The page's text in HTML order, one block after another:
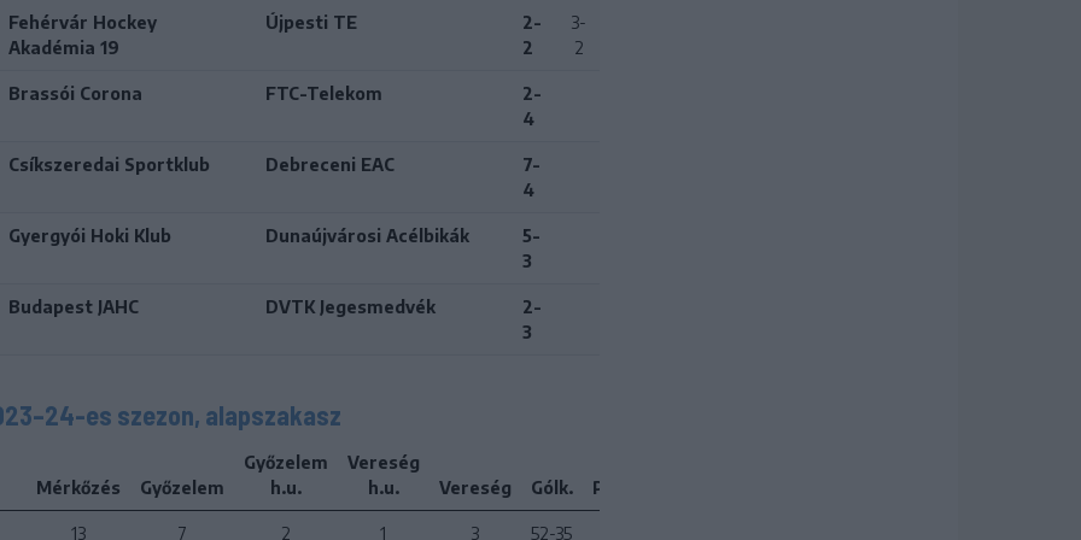
Fehérvár Hockey
Akadémia 19
Újpesti TE
2-
2
3-
2
Brassói Corona FTC-Telekom
2-
4
Csíkszeredai Sportklub Debreceni EAC
7-
4
Gyergyói Hoki Klub Dunaújvárosi Acélbikák
5-
3
Budapest JAHC DVTK Jegesmedvék
2-
3
es szezon, alapszakasz
Mérkőzés Győzelem
Győzelem
h.u.
Vereség
h.u.
Vereség Gólk. Pont
13 7 2 1 3 52-35